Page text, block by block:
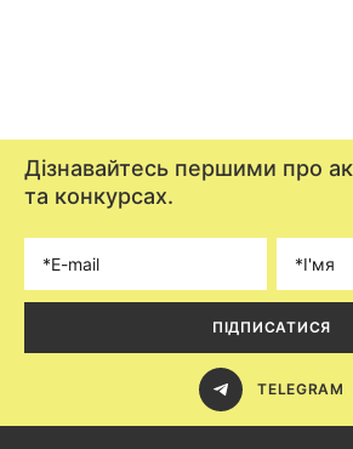
Дізнавайтесь першими про
та конкурсах.
ПІДПИСАТИСЯ
TELEGRAM